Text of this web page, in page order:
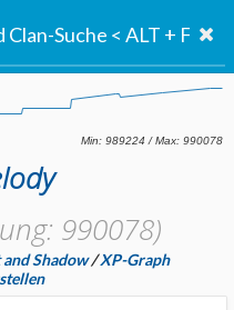
990078)
and Shadow /XP-Graph